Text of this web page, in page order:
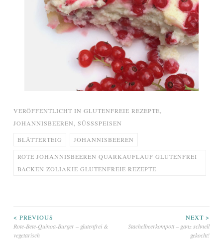
VERÖFFENTLICHT IN GLUTENFREIE REZEPTE
JOHANNISBEEREN
SÜSSSPEISEN
BLÄTTERTEIG JOHANNISBEEREN
ROTE JOHANNISBEEREN QUARKAUFLAUF GLUTENFREI
BACKEN ZOLIAKIE GLUTENFREIE REZEPTE
Beitragsnavigation
< PREVIOUS
Rote-Bete-Quinoa-Burger – glutenfrei &
vegetarisch
NEXT >
Stachelbeerkompott – ganz schnell
gekocht!